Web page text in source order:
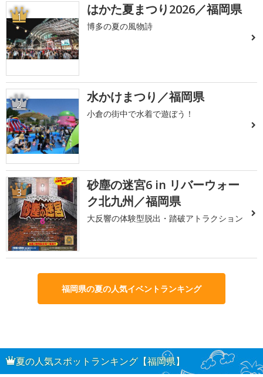
1 はかた夏まつり2026／福岡県
博多の夏の風物詩
2 水かけまつり／福岡県
小倉の街中で水着で遊ぼう！
3
砂塵の迷宮6 in リバーウォー
ク北九州／福岡県
大反響の体験型脱出・踏破アトラクション
福岡県の夏の人気イベントランキング
夏の人気スポットランキング【福岡県】